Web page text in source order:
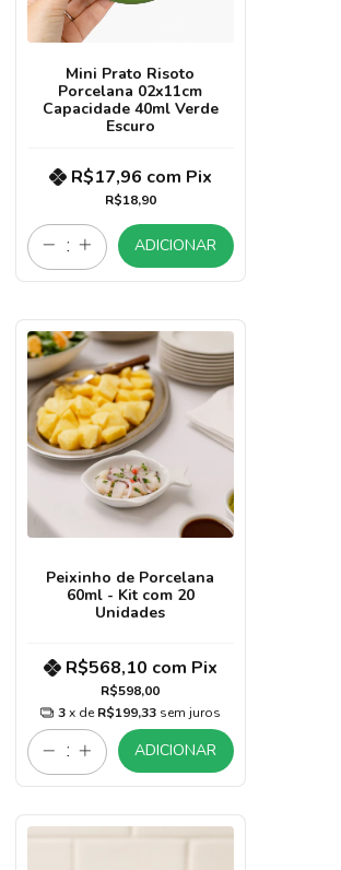
Mini Prato Risoto
Porcelana 02x11cm
Capacidade 40ml Verde
Escuro
R$18,90
R$17,96 com Pix
ADICIONAR
Peixinho de Porcelana
60ml - Kit com 20
Unidades
R$598,00
R$568,10 com Pix
3x de R$199,33 sem juros
ADICIONAR